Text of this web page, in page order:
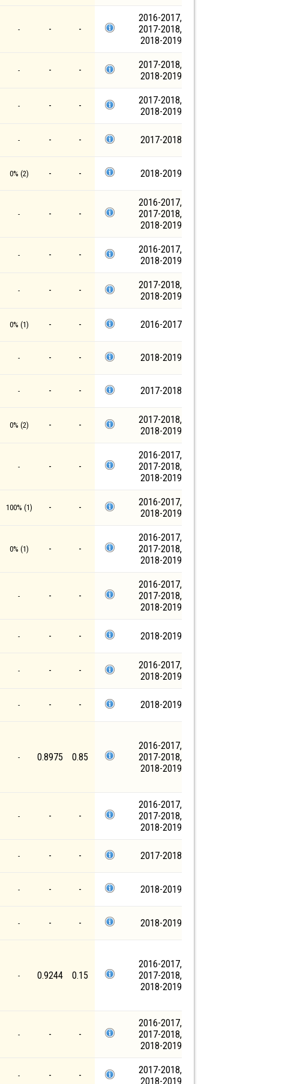
- - -
2016-2017,
2017-2018,
2018-2019
- - -
2017-2018,
2018-2019
- - -
2017-2018,
2018-2019
- - - 2017-2018
0% (2) - - 2018-2019
- - -
2016-2017,
2017-2018,
2018-2019
- - -
2016-2017,
2018-2019
- - -
2017-2018,
2018-2019
0% (1) - - 2016-2017
- - - 2018-2019
- - - 2017-2018
0% (2) - -
2017-2018,
2018-2019
- - -
2016-2017,
2017-2018,
2018-2019
100% (1) - -
2016-2017,
2018-2019
0% (1) - -
2016-2017,
2017-2018,
2018-2019
- - -
2016-2017,
2017-2018,
2018-2019
- - - 2018-2019
- - -
2016-2017,
2018-2019
- - - 2018-2019
- 0.8975 0.85
2016-2017,
2017-2018,
2018-2019
- - -
2016-2017,
2017-2018,
2018-2019
- - - 2017-2018
- - - 2018-2019
- - - 2018-2019
- 0.9244 0.15
2016-2017,
2017-2018,
2018-2019
- - -
2016-2017,
2017-2018,
2018-2019
- - -
2017-2018,
2018-2019